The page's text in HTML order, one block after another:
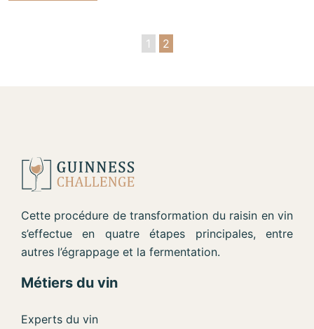
1 2
Cette procédure de transformation du raisin en vin
s’effectue en quatre étapes principales, entre
autres l’égrappage et la fermentation.
Métiers du vin
Experts du vin